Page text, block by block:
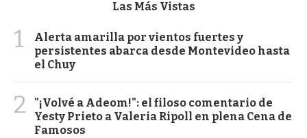
Las Más Vistas
1
Alerta amarilla por vientos fuertes y
persistentes abarca desde Montevideo hasta
el Chuy
2
"¡Volvé a Adeom!": el filoso comentario de
Yesty Prieto a Valeria Ripoll en plena Cena de
Famosos